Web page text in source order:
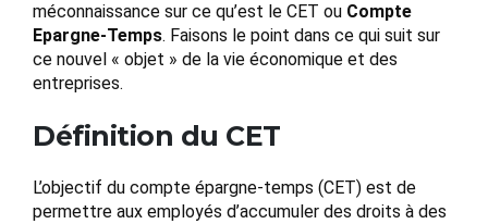
méconnaissance sur ce qu’est le CET ou Compte
Epargne-Temps. Faisons le point dans ce qui suit sur
ce nouvel « objet » de la vie économique et des
entreprises.
Définition du CET
L’objectif du compte épargne-temps (CET) est de
permettre aux employés d’accumuler des droits à des